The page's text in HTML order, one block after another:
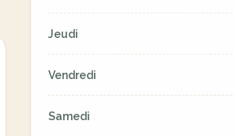
Jeudi
Vendredi
Samedi